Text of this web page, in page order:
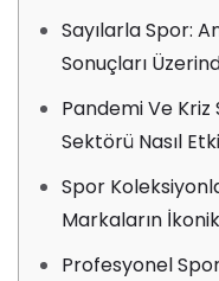
Sayılarla Spor:
Sonuçları
Pandemi Ve
Sektörü Nasıl
Spor
Markaların
Profesyonel